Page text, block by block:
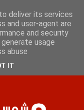
الخميس
الصفحات
deliver its services
and user-agent are
and security
usage
abuse.
IT